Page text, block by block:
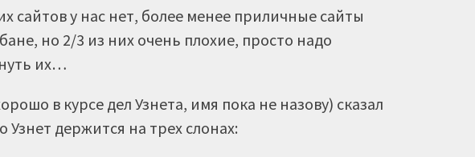
сайтов у нас нет, более менее приличные сайты
но 2/3 из них очень плохие, просто надо
их…
в курсе дел Узнета, имя пока не назову) сказал
Узнет держится на трех слонах: